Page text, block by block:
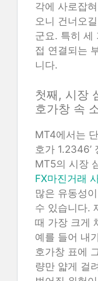
각에 사로잡
오니 건너오
군요. 특히 세
접 연결되는
니다.
첫째, 시장
호가창 속
MT4에서는
호가 1.2346’
MT5의 시장
FX마진거래
많은 유동성
수 있습니다.
때 가장 크게
예를 들어 내
호가창 표에
량만 얇게 걸